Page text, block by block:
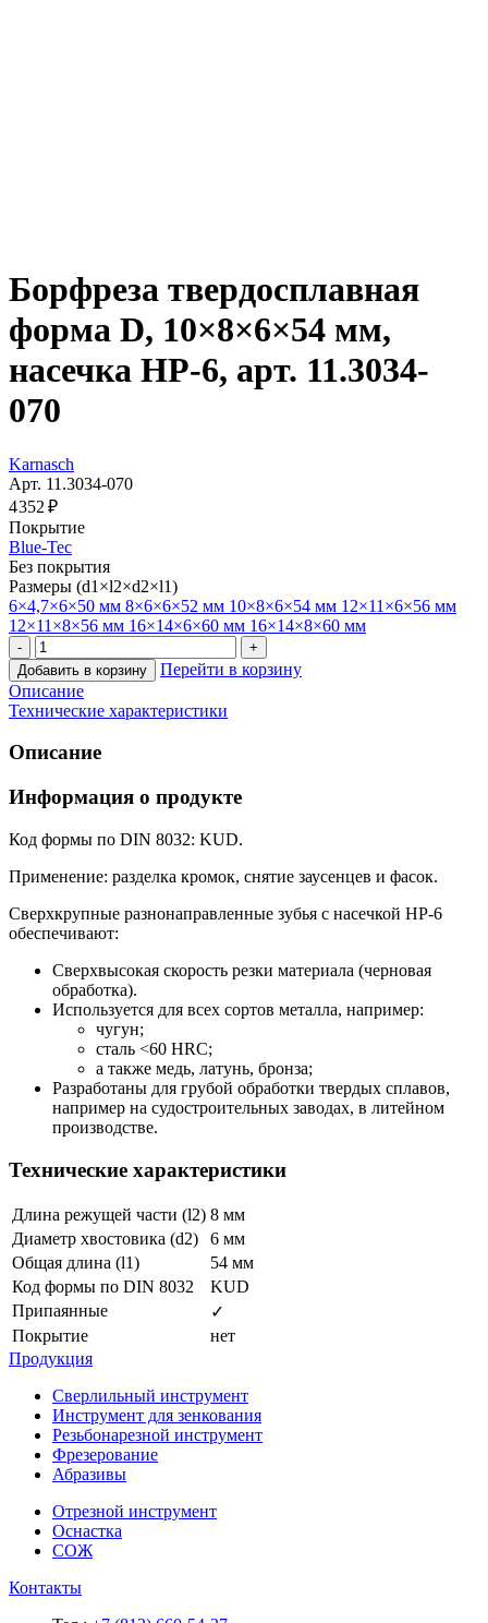
Борфреза твердосплавная
форма D, 10×8×6×54 мм,
насечка HP-6, арт. 11.3034-
070
Karnasch
Арт. 11.3034-070
4 352 ₽
Покрытие
Blue-Tec
Без покрытия
Размеры (d1×l2×d2×l1)
6×4,7×6×50 мм 8×6×6×52 мм 10×8×6×54 мм 12×11×6×56 мм
12×11×8×56 мм 16×14×6×60 мм 16×14×8×60 мм
Добавить в корзину
Перейти в корзину
Описание
Технические характеристики
Описание
Информация о продукте
Код формы по DIN 8032: KUD.
Применение: разделка кромок, снятие заусенцев и фасок.
Сверхкрупные разнонаправленные зубья с насечкой HP-6
обеспечивают:
Сверхвысокая скорость резки материала (черновая
обработка).
Используется для всех сортов металла, например:
чугун;
сталь <60 HRC;
а также медь, латунь, бронза;
Разработаны для грубой обработки твердых сплавов,
например на судостроительных заводах, в литейном
производстве.
Технические характеристики
Длина режущей части (l2) 8 мм
Диаметр хвостовика (d2)
6 мм
Общая длина (l1)
54 мм
Код формы по DIN 8032
KUD
Припаянные
✓
Покрытие
нет
Продукция
Сверлильный инструмент
Инструмент для зенкования
Резьбонарезной инструмент
Фрезерование
Абразивы
Отрезной инструмент
Оснастка
СОЖ
Контакты